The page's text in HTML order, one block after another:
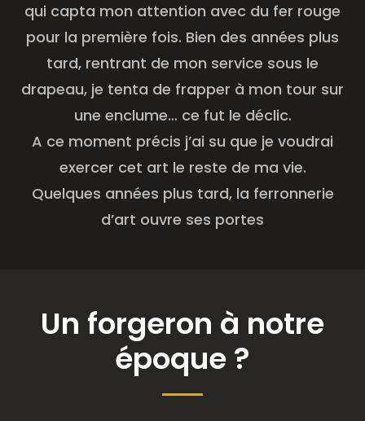
qui capta mon attention avec du fer rouge
pour la première fois. Bien des années plus
tard, rentrant de mon service sous le
drapeau, je tenta de frapper à mon tour sur
une enclume… ce fut le déclic.
A ce moment précis j’ai su que je voudrai
exercer cet art le reste de ma vie.
Quelques années plus tard, la ferronnerie
d’art ouvre ses portes
Un forgeron à notre
époque ?